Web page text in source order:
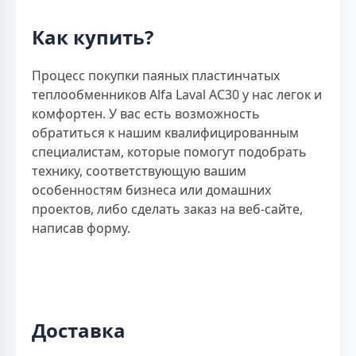
Как купить?
Процесс покупки паяных пластинчатых
теплообменников Alfa Laval AC30 у нас легок и
комфортен. У вас есть возможность
обратиться к нашим квалифицированным
специалистам, которые помогут подобрать
технику, соответствующую вашим
особенностям бизнеса или домашних
проектов, либо сделать заказ на веб-сайте,
написав форму.
Доставка